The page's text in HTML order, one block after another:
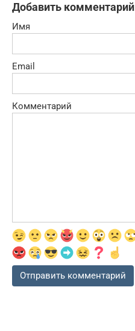
Добавить комментарий
Имя
Email
Комментарий